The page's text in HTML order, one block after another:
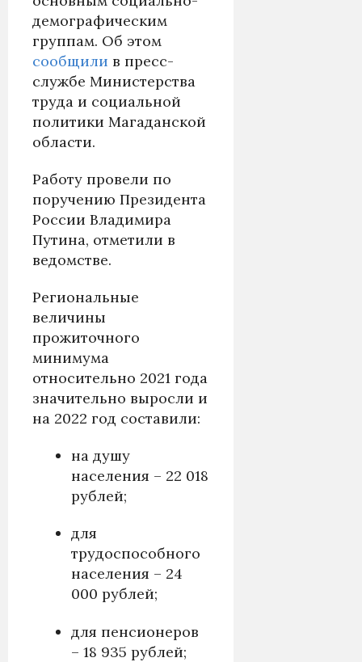
демографическим
группам. Об этом
сообщили в пресс-
службе Министерства
труда и социальной
политики Магаданской
области.
Работу провели по
поручению Президента
России Владимира
Путина, отметили в
ведомстве.
Региональные
величины
прожиточного
минимума
относительно 2021 года
значительно выросли и
на 2022 год составили:
на душу
населения – 22 018
рублей;
для
трудоспособного
населения – 24
000 рублей;
для пенсионеров
– 18 935 рублей;